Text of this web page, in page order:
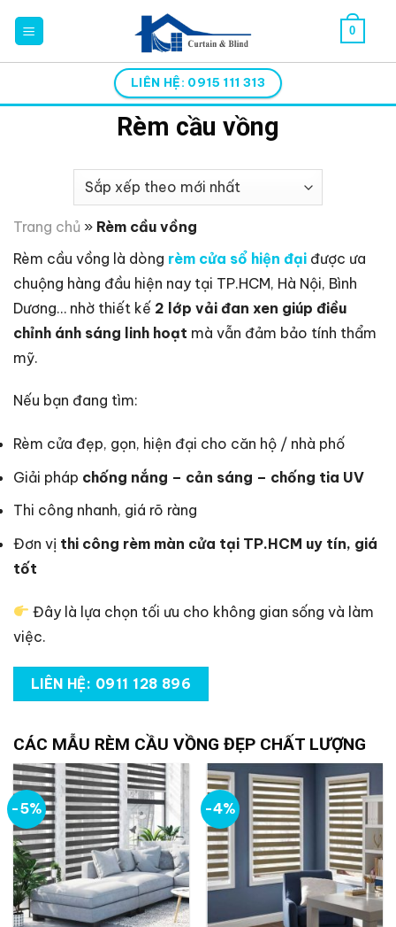
content
0
LIÊN HỆ: 0915 111 313
Rèm cầu vồng
Trang chủ » Rèm cầu vồng
Rèm cầu vồng là dòng rèm cửa sổ hiện đại được ưa
chuộng hàng đầu hiện nay tại TP.HCM, Hà Nội, Bình
Dương… nhờ thiết kế 2 lớp vải đan xen giúp điều
chỉnh ánh sáng linh hoạt mà vẫn đảm bảo tính thẩm
mỹ.
Nếu bạn đang tìm:
Rèm cửa đẹp, gọn, hiện đại cho căn hộ / nhà phố
Giải pháp chống nắng – cản sáng – chống tia UV
Thi công nhanh, giá rõ ràng
Đơn vị thi công rèm màn cửa tại TP.HCM uy tín, giá
tốt
Đây là lựa chọn tối ưu cho không gian sống và làm
việc.
LIÊN HỆ: 0911 128 896
CÁC MẪU RÈM CẦU VỒNG ĐẸP CHẤT LƯỢNG
-5% -4%